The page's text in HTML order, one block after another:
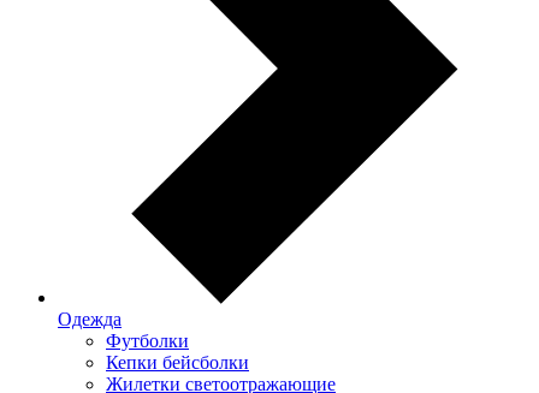
Одежда
Футболки
Кепки бейсболки
Жилетки светоотражающие